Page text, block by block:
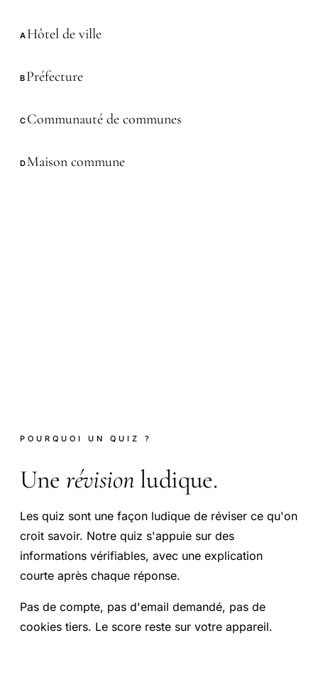
A Hôtel de ville
B Préfecture
C Communauté de communes
D Maison commune
POURQUOI UN QUIZ ?
Une révisionludique.
Les quiz sont une façon ludique de réviser ce qu'on
croit savoir. Notre quiz s'appuie sur des
informations vérifiables, avec une explication
courte après chaque réponse.
Pas de compte, pas d'email demandé, pas de
cookies tiers. Le score reste sur votre appareil.